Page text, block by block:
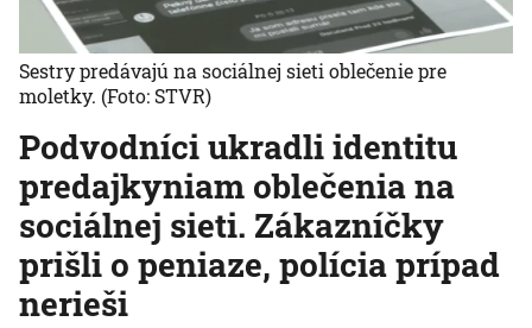
Podvodníci ukradli identitu
predajkyniam oblečenia na
sociálnej sieti. Zákazníčky
prišli o peniaze, polícia prípad
nerieši
Sestry predávajú na sociálnej sieti oblečenie pre
moletky. (Foto: STVR)